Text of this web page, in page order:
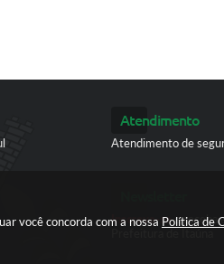
você concorda com a nossa Política de
Atendimento
Atendimento de
Inscreva-see receba